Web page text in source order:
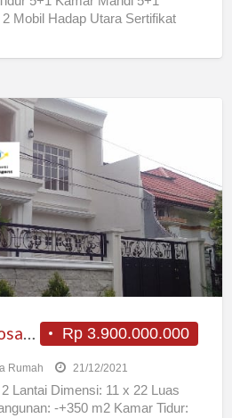
Mobil Hadap Utara Sertifikat
Rp 3.900.000.000
Rumah 21/12/2021
Lantai Dimensi: 11 x 22 Luas
-+350 m2 Kamar Tidur: